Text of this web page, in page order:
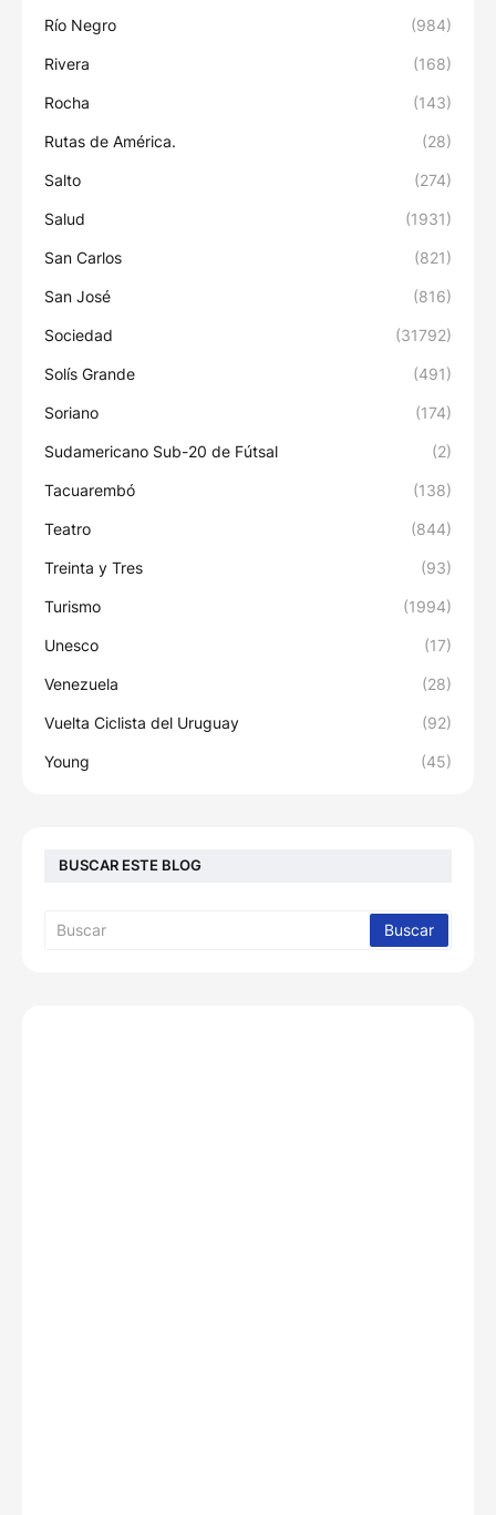
Río Negro (984)
Rivera (168)
Rocha (143)
Rutas de América. (28)
Salto (274)
Salud (1931)
San Carlos (821)
San José (816)
Sociedad (31792)
Solís Grande (491)
Soriano (174)
Sudamericano Sub-20 de Fútsal (2)
Tacuarembó (138)
Teatro (844)
Treinta y Tres (93)
Turismo (1994)
Unesco (17)
Venezuela (28)
Vuelta Ciclista del Uruguay (92)
Young (45)
BUSCAR ESTE BLOG